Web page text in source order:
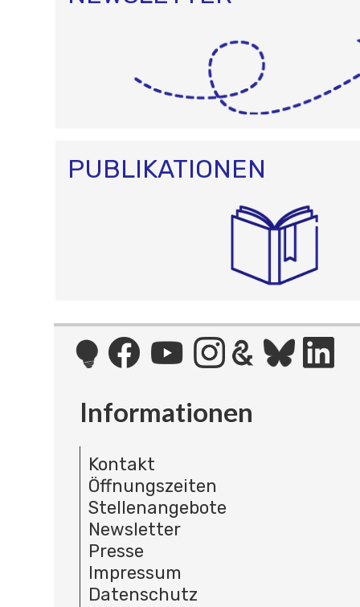
PUBLIKATIONEN
Informationen
Kontakt
Öffnungszeiten
Stellenangebote
Newsletter
Presse
Impressum
Datenschutz